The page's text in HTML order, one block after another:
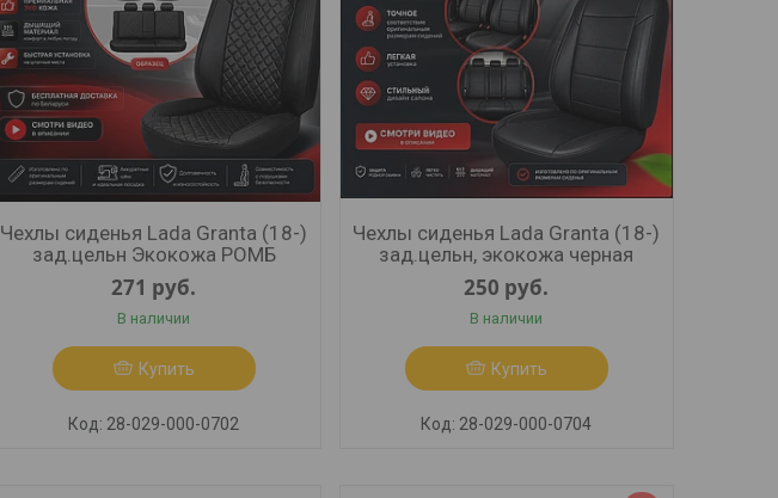
Чехлы сиденья Lada Granta (18-)
зад.цельн Экокожа РОМБ
271 руб.
В наличии
Купить
28-029-000-0702
Чехлы сиденья Lada Granta (18-)
зад.цельн, экокожа черная
250 руб.
В наличии
Купить
28-029-000-0704